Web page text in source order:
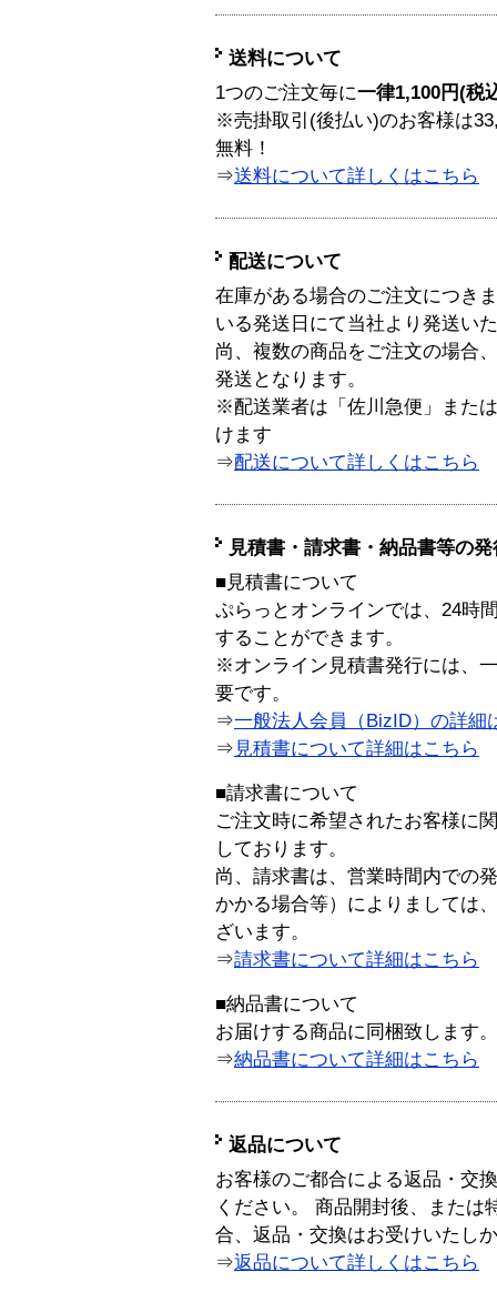
送料について
1つのご注文毎に一律1,100円(税
※売掛取引(後払い)のお客様は
無料！
⇒送料について詳しくはこちら
配送について
在庫がある場合のご注文につき
いる発送日にて当社より発送い
尚、複数の商品をご注文の場合
発送となります。
※配送業者は「佐川急便」また
けます
⇒配送について詳しくはこちら
見積書・請求書・納品書等の
■見積書について
ぷらっとオンラインでは、24時
することができます。
※オンライン見積書発行には、
要です。
⇒一般法人会員（BizID）の詳細
⇒ 見積書について詳細はこちら
■請求書について
ご注文時に希望されたお客様に
しております。
尚、請求書は、営業時間内での
かかる場合等）によりましては
ざいます。
⇒請求書について詳細はこちら
■納品書について
お届けする商品に同梱致します。
⇒納品書について詳細はこちら
返品について
お客様のご都合による返品・交
ください。 商品開封後、または
合、返品・交換はお受けいたし
⇒返品について詳しくはこちら